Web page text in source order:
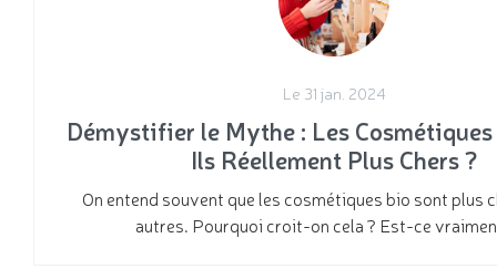
Le 31 jan. 2024
Démystifier le Mythe : Les
Ils Réellement Plus Chers ?
On entend souvent que les cosmétiques bio sont plus
autres. Pourquoi croit-on cela ? Est-ce